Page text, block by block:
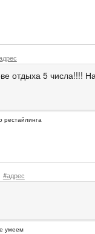
отдыха 5 числа!!!!
рестайлинга
#адрес
умеем